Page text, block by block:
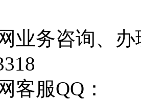
业务咨询、
客服QQ：